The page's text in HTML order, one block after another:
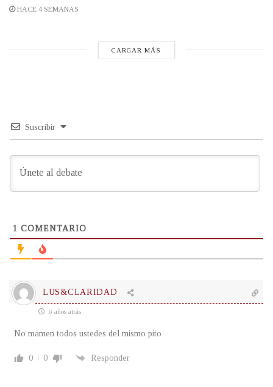
HACE 4 SEMANAS
CARGAR MÁS
Suscribir
1 COMENTARIO
LUS&CLARIDAD
6 años atrás
No mamen todos ustedes del mismo pito
0 0 Responder